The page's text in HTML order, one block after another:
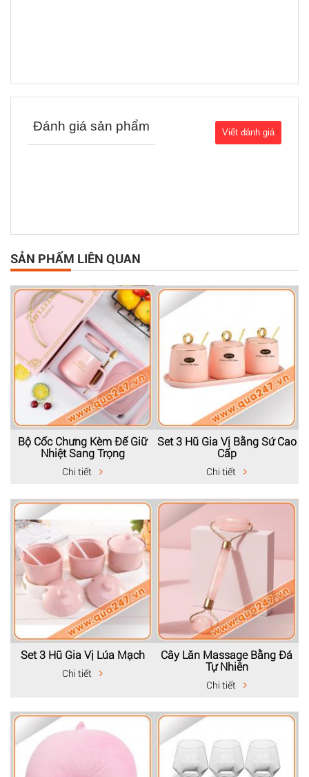
Đánh giá sản phẩm
SẢN PHẨM LIÊN QUAN
Bộ Cốc Chưng Kèm Đế Giữ
Nhiệt Sang Trọng
Chi tiết
Set 3 Hũ Gia Vị Bằng Sứ Cao
Cấp
Chi tiết
Set 3 Hũ Gia Vị Lúa Mạch
Chi tiết
Cây Lăn Massage Bằng Đá
Tự Nhiên
Chi tiết